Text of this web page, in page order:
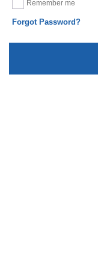
Remember me
Forgot Password?